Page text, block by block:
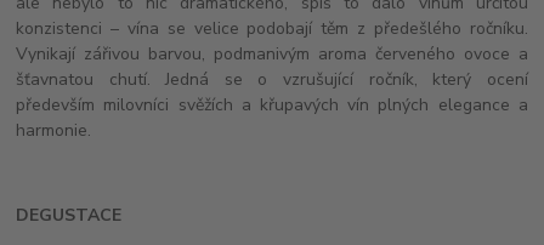
konzistenci – vína se velice podobají těm z předešlého ročníku.
Vynikají zářivou barvou, podmanivým aroma červeného ovoce a
šťavnatou chutí. Jedná se o vzrušující ročník, který ocení
především milovníci svěžích a křupavých vín plných elegance a
harmonie.
DEGUSTACE